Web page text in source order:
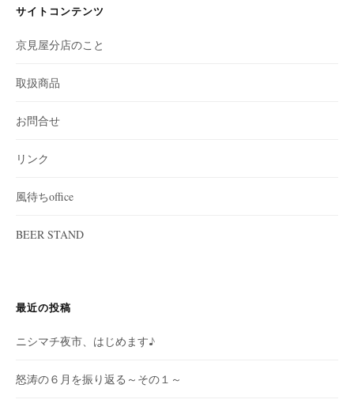
サイトコンテンツ
京見屋分店のこと
取扱商品
お問合せ
リンク
風待ちoffice
BEER STAND
最近の投稿
ニシマチ夜市、はじめます♪
怒涛の６月を振り返る～その１～